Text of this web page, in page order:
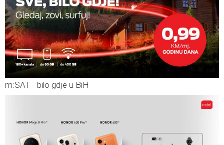
m:SAT - bilo gdje u BiH